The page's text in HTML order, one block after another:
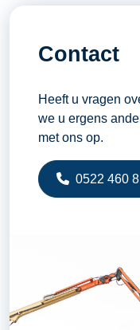
Contact
Heeft u vragen
we u ergens
met ons op.
0522 460